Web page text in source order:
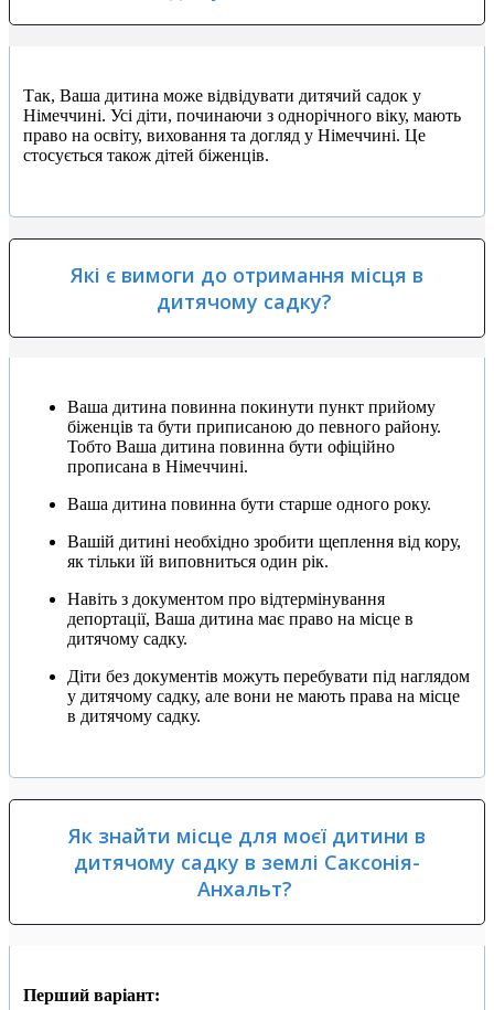
Так, Ваша дитина може відвідувати дитячий садок у
Німеччині. Усі діти, починаючи з однорічного віку, мають
право на освіту, виховання та догляд у Німеччині. Це
стосується також дітей біженців.
Які є вимоги до отримання місця в
дитячому садку?
Ваша дитина повинна покинути пункт прийому
біженців та бути приписаною до певного району.
Тобто Ваша дитина повинна бути офіційно
прописана в Німеччині.
Ваша дитина повинна бути старше одного року.
Вашій дитині необхідно зробити щеплення від кору,
як тільки їй виповниться один рік.
Навіть з документом про відтермінування
депортації, Ваша дитина має право на місце в
дитячому садку.
Діти без документів можуть перебувати під наглядом
у дитячому садку, але вони не мають права на місце
в дитячому садку.
Як знайти місце для моєї дитини в
дитячому садку в землі Саксонія-
Анхальт?
Перший варіант: